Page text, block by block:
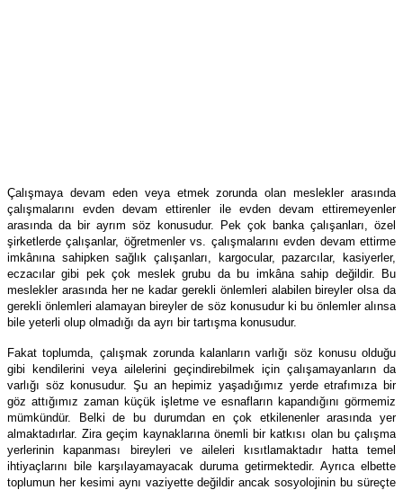
Çalışmaya devam eden veya etmek zorunda olan meslekler arasında
çalışmalarını evden devam ettirenler ile evden devam ettiremeyenler
arasında da bir ayrım söz konusudur. Pek çok banka çalışanları, özel
şirketlerde çalışanlar, öğretmenler vs. çalışmalarını evden devam ettirme
imkânına sahipken sağlık çalışanları, kargocular, pazarcılar, kasiyerler,
eczacılar gibi pek çok meslek grubu da bu imkâna sahip değildir. Bu
meslekler arasında her ne kadar gerekli önlemleri alabilen bireyler olsa da
gerekli önlemleri alamayan bireyler de söz konusudur ki bu önlemler alınsa
bile yeterli olup olmadığı da ayrı bir tartışma konusudur.
Fakat toplumda, çalışmak zorunda kalanların varlığı söz konusu olduğu
gibi kendilerini veya ailelerini geçindirebilmek için çalışamayanların da
varlığı söz konusudur. Şu an hepimiz yaşadığımız yerde etrafımıza bir
göz attığımız zaman küçük işletme ve esnafların kapandığını görmemiz
mümkündür. Belki de bu durumdan en çok etkilenenler arasında yer
almaktadırlar. Zira geçim kaynaklarına önemli bir katkısı olan bu çalışma
yerlerinin kapanması bireyleri ve aileleri kısıtlamaktadır hatta temel
ihtiyaçlarını bile karşılayamayacak duruma getirmektedir. Ayrıca elbette
toplumun her kesimi aynı vaziyette değildir ancak sosyolojinin bu süreçte